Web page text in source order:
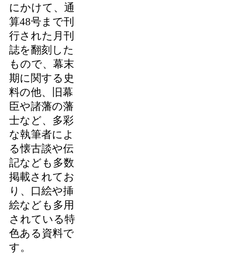
にかけて、通
算48号まで刊
行された月刊
誌を翻刻した
もので、幕末
期に関する史
料の他、旧幕
臣や諸藩の藩
士など、多彩
な執筆者によ
る懐古談や伝
記なども多数
掲載されてお
り、口絵や挿
絵なども多用
されている特
色ある資料で
す。